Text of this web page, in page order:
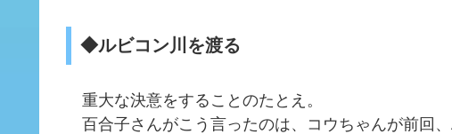
◆ルビコン川を渡る
重大な決意をすることのたとえ。
百合子さんがこう言ったのは、コウちゃんが前回